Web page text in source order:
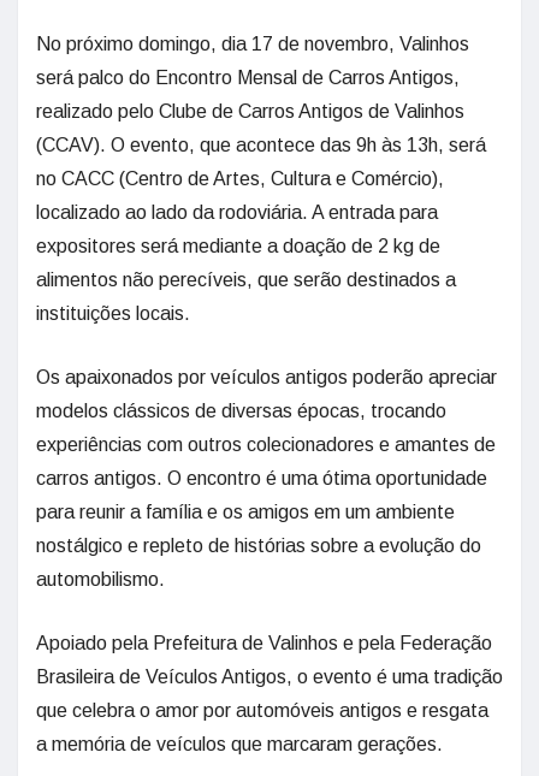
No próximo domingo, dia 17 de novembro, Valinhos
será palco do Encontro Mensal de Carros Antigos,
realizado pelo Clube de Carros Antigos de Valinhos
(CCAV). O evento, que acontece das 9h às 13h, será
no CACC (Centro de Artes, Cultura e Comércio),
localizado ao lado da rodoviária. A entrada para
expositores será mediante a doação de 2 kg de
alimentos não perecíveis, que serão destinados a
instituições locais.
Os apaixonados por veículos antigos poderão apreciar
modelos clássicos de diversas épocas, trocando
experiências com outros colecionadores e amantes de
carros antigos. O encontro é uma ótima oportunidade
para reunir a família e os amigos em um ambiente
nostálgico e repleto de histórias sobre a evolução do
automobilismo.
Apoiado pela Prefeitura de Valinhos e pela Federação
Brasileira de Veículos Antigos, o evento é uma tradição
que celebra o amor por automóveis antigos e resgata
a memória de veículos que marcaram gerações.